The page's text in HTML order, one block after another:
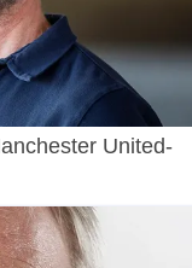
United-